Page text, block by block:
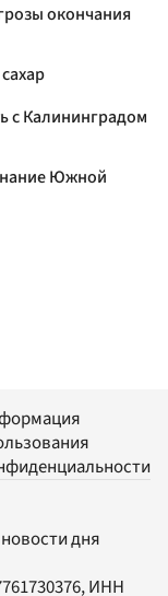
окончания
с Калининградом
Южной
дня
ИНН